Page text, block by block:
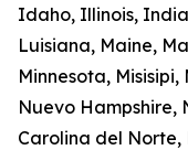
Idaho, Illinois,
Luisiana, Maine,
Minnesota,
Nuevo Hampshire,
Carolina del